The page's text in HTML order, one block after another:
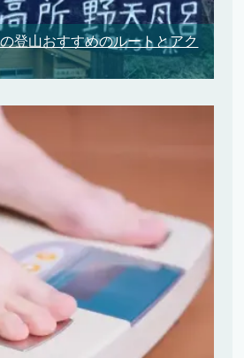
登山おすすめのルートとアク